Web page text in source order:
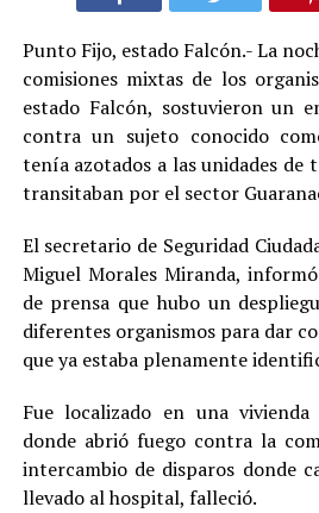
Punto Fijo, estado Falcón.- La
comisiones mixtas de los
estado Falcón, sostuvieron un
contra un sujeto conocido
tenía azotados a las unidades
transitaban por el sector
El secretario de Seguridad
Miguel Morales Miranda,
de prensa que hubo un
diferentes organismos para dar
que ya estaba plenamente
Fue localizado en una
donde abrió fuego contra la
intercambio de disparos donde
llevado al hospital, falleció.